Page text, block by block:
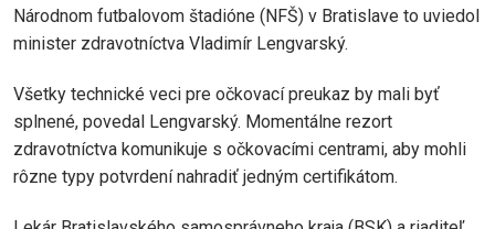
Národnom futbalovom štadióne (NFŠ) v Bratislave to uviedol
minister zdravotníctva Vladimír Lengvarský.
Všetky technické veci pre očkovací preukaz by mali byť
splnené, povedal Lengvarský. Momentálne rezort
zdravotníctva komunikuje s očkovacími centrami, aby mohli
rôzne typy potvrdení nahradiť jedným certifikátom.